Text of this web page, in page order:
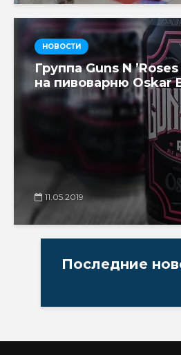
НОВОСТИ
Группа Guns N
на пивоварню Oskar
11.05.2019
Последние